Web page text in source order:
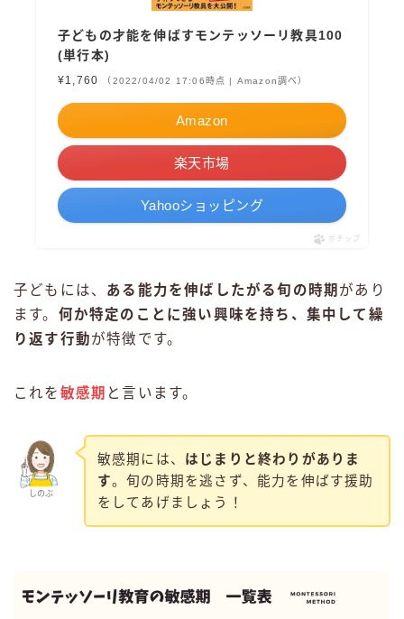
子どもの才能を伸ばすモンテッソーリ教具100
(単行本)
¥1,760 （2022/04/02 17:06時点 | Amazon調べ）
Amazon
楽天市場
Yahooショッピング
ポチップ
子どもには、 ある能力を伸ばしたがる旬の時期 があり
ます。 何か特定のことに強い興味を持ち、集中して繰
り返す行動が特徴です。
これを 敏感期 と言います。
しのぶ
敏感期には、 はじまりと終わりがありま
す。旬の時期を逃さず、能力を伸ばす援助
をしてあげましょう！